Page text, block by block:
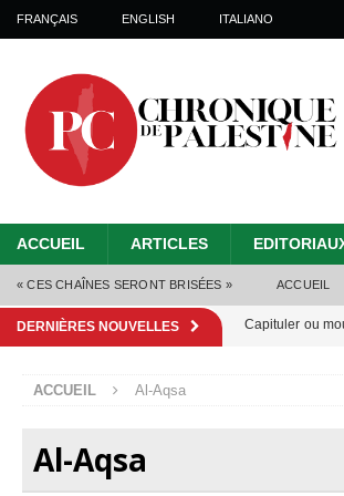
FRANÇAIS ENGLISH ITALIANO
ACCUEIL ARTICLES
« CES CHAÎNES SERONT BRISÉES » ACCUEIL
DERNIÈRES NOUVELLES Capituler ou
ACCUEIL Al-Aqsa
Al-Aqsa